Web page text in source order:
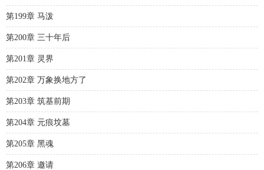
第199章 马泼
第200章 三十年后
第201章 灵界
第202章 万象换地方了
第203章 筑基前期
第204章 元痕坟墓
第205章 黑魂
第206章 邀请